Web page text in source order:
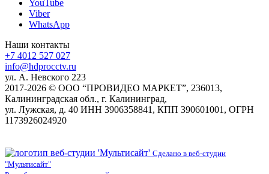
YouTube
Viber
WhatsApp
Наши контакты
+7 4012 527 027
info@hdprocctv.ru
ул. А. Невского 223
2017-2026 © ООО “ПРОВИДЕО МАРКЕТ”, 236013,
Калининградская обл., г. Калининград,
ул. Лужская, д. 40 ИНН 3906358841, КПП 390601001, ОГРН
1173926024920
Сделано в веб-студии
"Мультисайт"